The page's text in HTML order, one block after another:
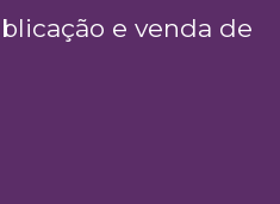
e venda de